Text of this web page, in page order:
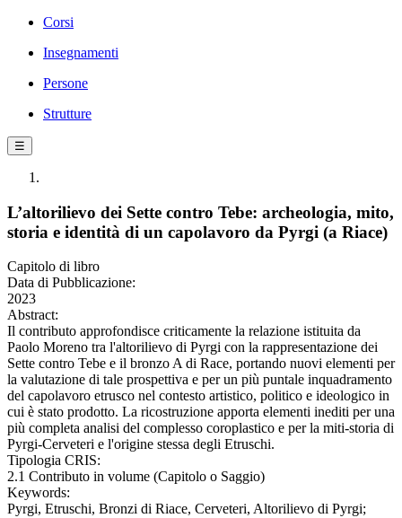
Corsi
Insegnamenti
Persone
Strutture
☰
L’altorilievo dei Sette contro Tebe: archeologia, mito,
storia e identità di un capolavoro da Pyrgi (a Riace)
Capitolo di libro
Data di Pubblicazione:
2023
Abstract:
Il contributo approfondisce criticamente la relazione istituita da
Paolo Moreno tra l'altorilievo di Pyrgi con la rappresentazione dei
Sette contro Tebe e il bronzo A di Race, portando nuovi elementi per
la valutazione di tale prospettiva e per un più puntale inquadramento
del capolavoro etrusco nel contesto artistico, politico e ideologico in
cui è stato prodotto. La ricostruzione apporta elementi inediti per una
più completa analisi del complesso coroplastico e per la miti-storia di
Pyrgi-Cerveteri e l'origine stessa degli Etruschi.
Tipologia CRIS:
2.1 Contributo in volume (Capitolo o Saggio)
Keywords:
Pyrgi, Etruschi, Bronzi di Riace, Cerveteri, Altorilievo di Pyrgi;